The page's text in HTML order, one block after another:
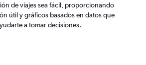
de viajes sea fácil, proporcionando
útil y gráficos basados en datos que
a tomar decisiones.